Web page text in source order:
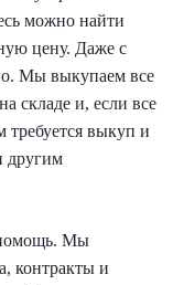
можно найти
цену. Даже с
Мы выкупаем все
складе и, если все
требуется выкуп и
другим
помощь. Мы
контракты и